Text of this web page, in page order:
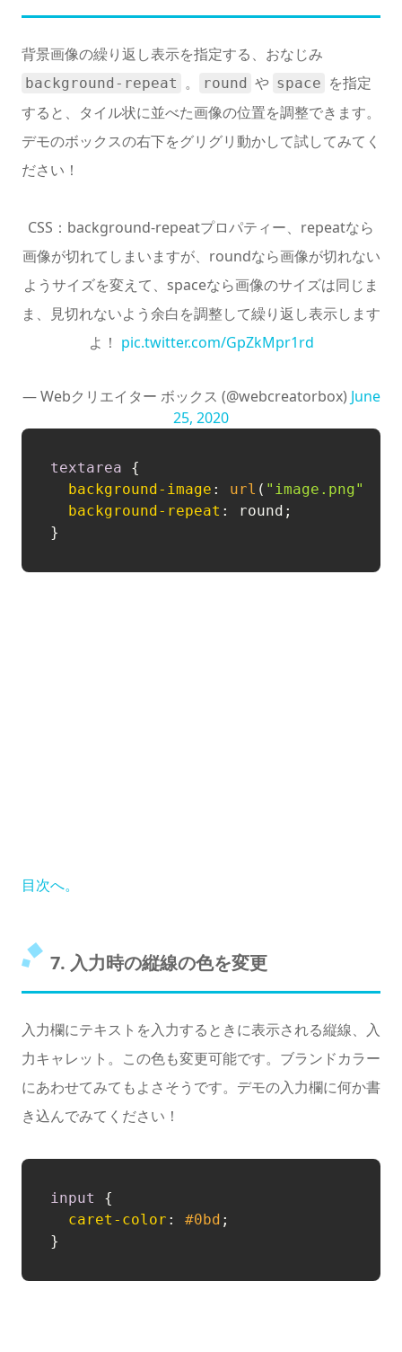
背景画像の繰り返し表示を指定する、おなじみ
background-repeat 。 round や space を指定
すると、タイル状に並べた画像の位置を調整できます。
デモのボックスの右下をグリグリ動かして試してみてく
ださい！
CSS：background-repeatプロパティー、repeatなら
画像が切れてしまいますが、roundなら画像が切れない
ようサイズを変えて、spaceなら画像のサイズは同じま
ま、見切れないよう余白を調整して繰り返し表示します
よ！ pic.twitter.com/GpZkMpr1rd
— Webクリエイター ボックス (@webcreatorbox) June
25, 2020
textarea {
background-image : url ( "image.png"
background-repeat : round;
目次へ。
7. 入力時の縦線の色を変更
入力欄にテキストを入力するときに表示される縦線、入
力キャレット。この色も変更可能です。ブランドカラー
にあわせてみてもよさそうです。デモの入力欄に何か書
き込んでみてください！
input
{
caret-color : #0bd ;